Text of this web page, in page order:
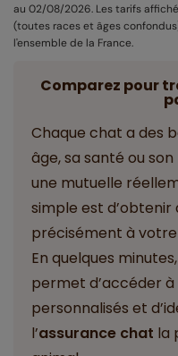
au 02/08/2026. Les tarifs
(toutes races et âges
l'ensemble de la France.
Comparez pour
Chaque chat a des
âge, sa santé ou
une mutuelle
simple est
précisément à
En quelques
permet d’accéder à
personnalisés et
l’assurance chat la